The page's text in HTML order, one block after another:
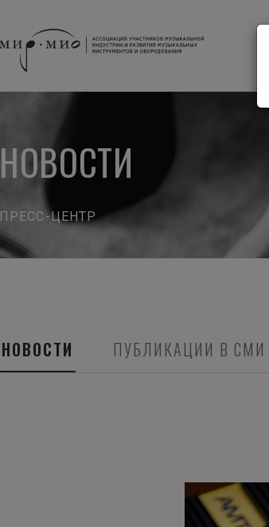
НОВОСТИ
ПРЕСС-ЦЕНТР
НОВОСТИ ПУБЛИКАЦИИ В СМИ